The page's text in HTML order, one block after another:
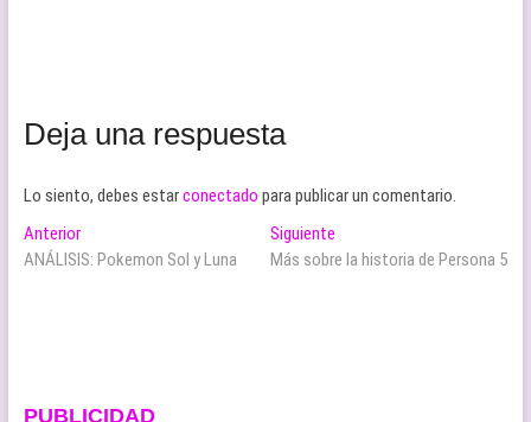
Deja una respuesta
Lo siento, debes estarconectado para publicar un comentario.
Navegación
de
AnteriorEntrada
anterior:
ANÁLISIS: Pokemon Sol y Luna
Siguiente
siguiente:
Más sobre la historia de Persona 5
PUBLICIDAD